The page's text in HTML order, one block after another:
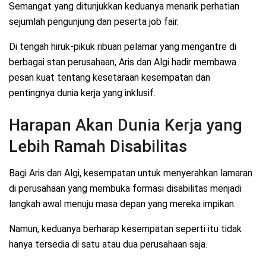
Semangat yang ditunjukkan keduanya menarik perhatian
sejumlah pengunjung dan peserta job fair.
Di tengah hiruk-pikuk ribuan pelamar yang mengantre di
berbagai stan perusahaan, Aris dan Algi hadir membawa
pesan kuat tentang kesetaraan kesempatan dan
pentingnya dunia kerja yang inklusif.
Harapan Akan Dunia Kerja yang
Lebih Ramah Disabilitas
Bagi Aris dan Algi, kesempatan untuk menyerahkan lamaran
di perusahaan yang membuka formasi disabilitas menjadi
langkah awal menuju masa depan yang mereka impikan.
Namun, keduanya berharap kesempatan seperti itu tidak
hanya tersedia di satu atau dua perusahaan saja.